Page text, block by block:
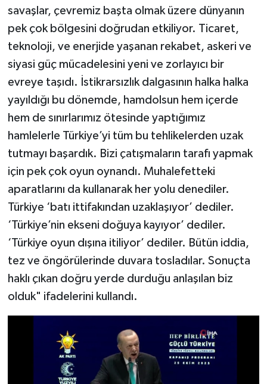
savaşlar, çevremiz başta olmak üzere dünyanın
pek çok bölgesini doğrudan etkiliyor. Ticaret,
teknoloji, ve enerjide yaşanan rekabet, askeri ve
siyasi güç mücadelesini yeni ve zorlayıcı bir
evreye taşıdı. İstikrarsızlık dalgasının halka halka
yayıldığı bu dönemde, hamdolsun hem içerde
hem de sınırlarımız ötesinde yaptığımız
hamlelerle Türkiye’yi tüm bu tehlikelerden uzak
tutmayı başardık. Bizi çatışmaların tarafı yapmak
için pek çok oyun oynandı. Muhalefetteki
aparatlarını da kullanarak her yolu denediler.
Türkiye ‘batı ittifakından uzaklaşıyor’ dediler.
‘Türkiye’nin ekseni doğuya kayıyor’ dediler.
‘Türkiye oyun dışına itiliyor’ dediler. Bütün iddia,
tez ve öngörülerinde duvara tosladılar. Sonuçta
haklı çıkan doğru yerde durduğu anlaşılan biz
olduk" ifadelerini kullandı.